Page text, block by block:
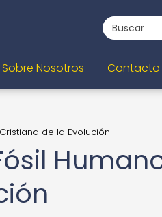
Sobre Nosotros Contacto
de la Evolución